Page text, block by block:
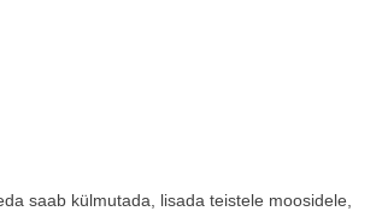
saab külmutada, lisada teistele moosidele,